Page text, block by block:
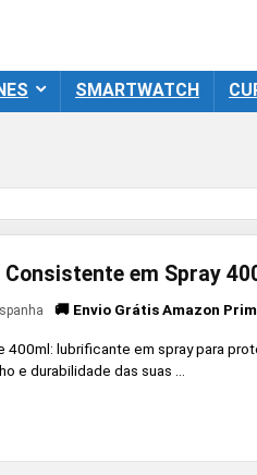
SMARTWATCH
em Spray
🚚 Envio Grátis Amazon
lubrificante em spray para
e durabilidade das suas ...